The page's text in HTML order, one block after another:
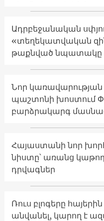
Ադրբեջանական
«տեղեկատվական
թաքնված նպատակը
Նոր կառավարության
պաշտոնի խոստում
բարձրակարգ
Հայաստանի նոր
նիստը՝ առանց
դրվագներ
Ռուս բլոգերը
անվանել, կարող է